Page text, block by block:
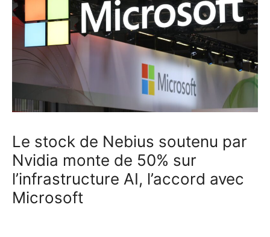
Le stock de Nebius soutenu par
Nvidia monte de 50% sur
l’infrastructure AI, l’accord avec
Microsoft